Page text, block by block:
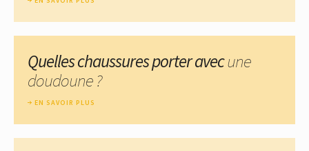
Quelles chaussures porter avecune
doudoune ?
EN SAVOIR PLUS